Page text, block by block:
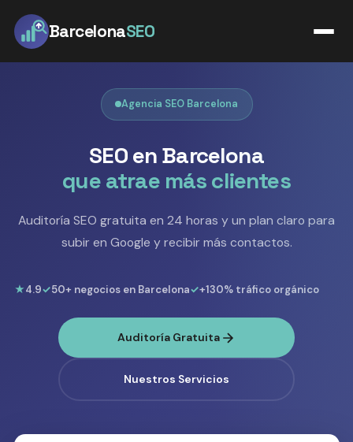
BarcelonaSEO
Agencia SEO Barcelona
SEO en Barcelona
que atrae más clientes
Auditoría SEO gratuita en 24 horas y un plan claro para
subir en Google y recibir más contactos.
★4.9✓50+ negocios en Barcelona✓+130% tráfico orgánico
Auditoría Gratuita
Nuestros Servicios